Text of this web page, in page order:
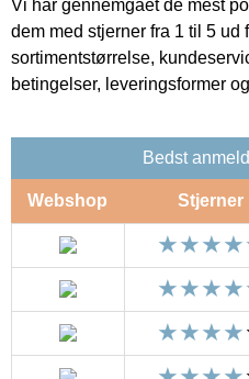
Vi har gennemgået de mest
dem med stjerner fra 1 til 5 ud
sortimentstørrelse,
betingelser, leveringsformer
Bedst
Webshop Stjerner